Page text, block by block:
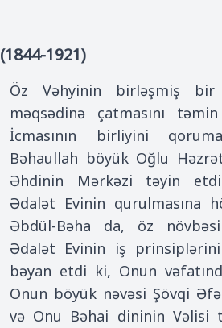
(1844-1921)
Öz Vəhyinin birləşmiş bir
məqsədinə çatmasını
İcmasının birliyini
Bəhaullah böyük Oğlu
Əhdinin Mərkəzi təyin
Ədalət Evinin qurulmasına
Əbdül-Bəha da, öz
Ədalət Evinin iş
bəyan etdi ki, Onun
Onun böyük nəvəsi Şövqi
və Onu Bəhai dininin